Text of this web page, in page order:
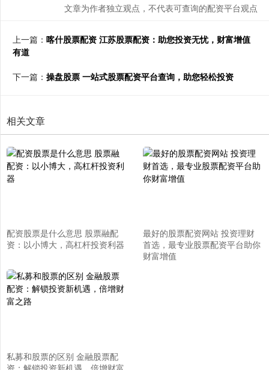
文章为作者独立观点，不代表可查询的配资平台观点
上一篇： 喀什股票配资 江苏股票配资：助您投资无忧，财富增值
有道
下一篇： 操盘股票 一站式股票配资平台查询，助您轻松投资
相关文章
配资股票是什么意思 股票融配
资：以小博大，高杠杆投资利器
最好的股票配资网站 投资理财
首选，最专业股票配资平台助你
财富增值
私募和股票的区别 金融股票配
资：解锁投资新机遇，倍增财富